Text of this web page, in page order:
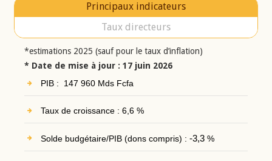
Principaux indicateurs
Taux directeurs
*estimations 2025 (sauf pour le taux d’inflation)
* Date de mise à jour : 17 juin 2026
PIB : 147 960 Mds Fcfa
Taux de croissance : 6,6 %
Solde budgétaire/PIB (dons compris) : -3,3%